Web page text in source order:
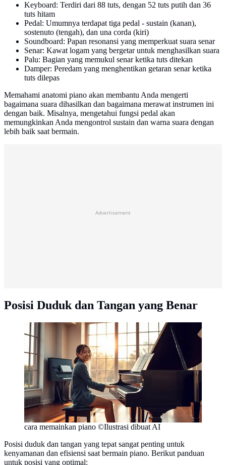
Keyboard: Terdiri dari 88 tuts, dengan 52 tuts putih dan 36
tuts hitam
Pedal: Umumnya terdapat tiga pedal - sustain (kanan),
sostenuto (tengah), dan una corda (kiri)
Soundboard: Papan resonansi yang memperkuat suara senar
Senar: Kawat logam yang bergetar untuk menghasilkan suara
Palu: Bagian yang memukul senar ketika tuts ditekan
Damper: Peredam yang menghentikan getaran senar ketika
tuts dilepas
Memahami anatomi piano akan membantu Anda mengerti
bagaimana suara dihasilkan dan bagaimana merawat instrumen ini
dengan baik. Misalnya, mengetahui fungsi pedal akan
memungkinkan Anda mengontrol sustain dan warna suara dengan
lebih baik saat bermain.
Advertisement
Posisi Duduk dan Tangan yang Benar
cara memainkan piano ©Ilustrasi dibuat AI
Posisi duduk dan tangan yang tepat sangat penting untuk
kenyamanan dan efisiensi saat bermain piano. Berikut panduan
untuk posisi yang optimal: